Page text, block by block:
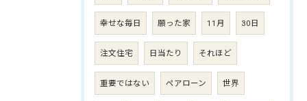
幸せな毎日 願った家 11月 30日
注文住宅 日当たり それほど
重要ではない ペアローン 世界